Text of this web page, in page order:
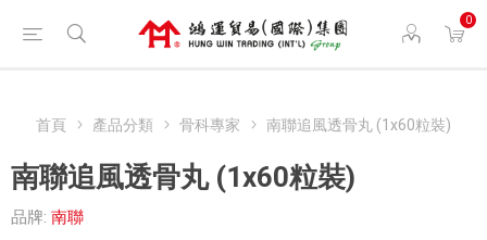
0
首頁 產品分類 骨科專家 南聯追風透骨丸 (1x60粒裝)
南聯追風透骨丸 (1x60粒裝)
品牌: 南聯